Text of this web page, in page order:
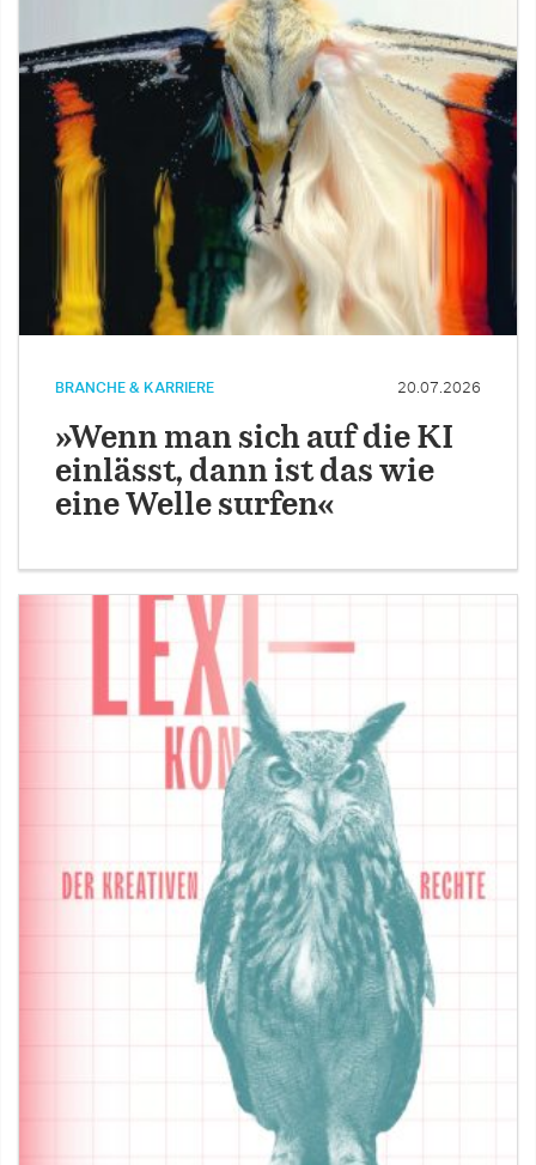
BRANCHE & KARRIERE 20.07.2026
»Wenn man sich auf die KI
einlässt, dann ist das wie
eine Welle surfen«